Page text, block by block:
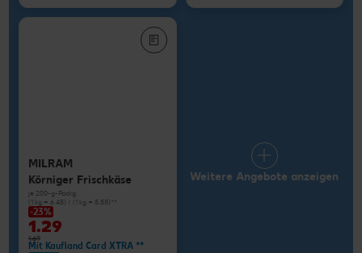
MILRAM
Körniger Frischkäse
je 200-g-Packg.
(1 kg = 6.45) / (1 kg = 5.55)**
-23%
1.29
1.69
Mit Kaufland Card XTRA **
Weitere Angebote anzeigen